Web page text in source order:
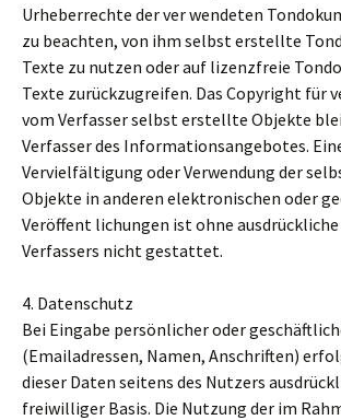
Urheberrechte der ver wendeten
zu beachten, von ihm selbst erstellte
Texte zu nutzen oder auf lizenzfreie
Texte zurückzugreifen. Das Copyright für
vom Verfasser selbst erstellte Objekte
Verfasser des Informationsangebotes.
Vervielfältigung oder Verwendung der
Objekte in anderen elektronischen oder
Veröffent lichungen ist ohne
Verfassers nicht gestattet.
4. Datenschutz
Bei Eingabe persönlicher oder
(Emailadressen, Namen, Anschriften)
dieser Daten seitens des Nutzers
freiwilliger Basis. Die Nutzung der im